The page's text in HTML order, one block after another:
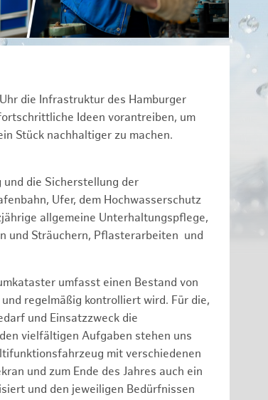
die Infrastruktur des Hamburger
Ideen vorantreiben, um
Stück nachhaltiger zu machen.
die Sicherstellung der
Ufer, dem Hochwasserschutz
allgemeine Unterhaltungspflege,
und Sträuchern, Pflasterarbeiten und
umfasst einen Bestand von
regelmäßig kontrolliert wird. Für die,
und Einsatzzweck die
vielfältigen Aufgaben stehen uns
mit verschiedenen
und zum Ende des Jahres auch ein
und den jeweiligen Bedürfnissen